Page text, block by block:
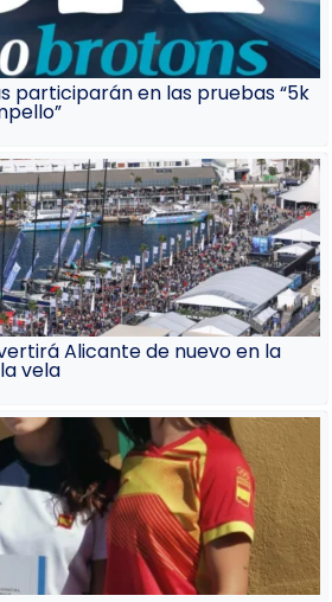
participarán en las pruebas “5k
Alicante de nuevo en la
vela